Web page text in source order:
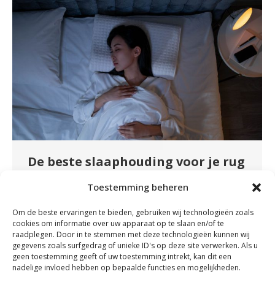
Toestemming beheren
Om de beste ervaringen te bieden, gebruiken wij technologieën zoals
cookies om informatie over uw apparaat op te slaan en/of te
raadplegen. Door in te stemmen met deze technologieën kunnen wij
gegevens zoals surfgedrag of unieke ID's op deze site verwerken. Als u
geen toestemming geeft of uw toestemming intrekt, kan dit een
nadelige invloed hebben op bepaalde functies en mogelijkheden.
De beste slaaphouding voor je rug
Nu veel mensen zo veel mogelijk vanuit huis
werken, wordt er veel aandacht besteed aan de
juiste werkhouding. Maar sta jij er wel eens bij
stil dat je gemiddeld ongeveer net zo lang